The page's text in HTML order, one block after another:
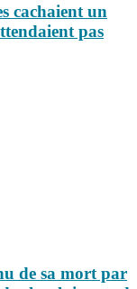
cachaient un
pas
de sa mort par